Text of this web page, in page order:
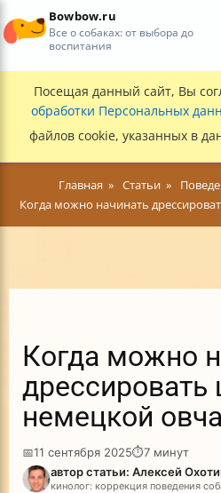
Bowbow.ru
Все о собаках: от выбора до
воспитания
Посещая данный сайт, Вы
обработки Персональных
файлов cookie, указанных в
Главная Статьи
Когда можно начинать
Когда можно
дрессировать
немецкой
📅11 сентября 2025⏱7 минут
автор статьи: Алексей
кинолог: коррекция поведения